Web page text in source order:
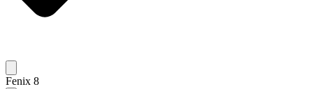
Fenix 8